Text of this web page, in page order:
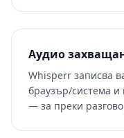
Аудио
Whisperr записва
браузър/система и
— за преки